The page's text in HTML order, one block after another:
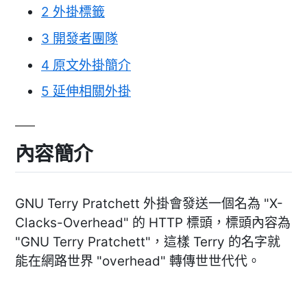
2 外掛標籤
3 開發者團隊
4 原文外掛簡介
5 延伸相關外掛
內容簡介
GNU Terry Pratchett 外掛會發送一個名為 "X-
Clacks-Overhead" 的 HTTP 標頭，標頭內容為
"GNU Terry Pratchett"，這樣 Terry 的名字就
能在網路世界 "overhead" 轉傳世世代代。